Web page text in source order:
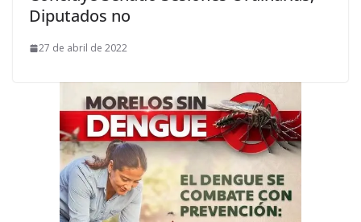
Diputados no
27 de abril de 2022